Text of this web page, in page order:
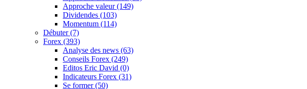
Approche valeur(149)
Dividendes (103)
Momentum (114)
Débuter(7)
Forex (393)
Analyse des news (63)
Conseils Forex (249)
Editos Eric David (0)
Indicateurs Forex (31)
Se former(50)